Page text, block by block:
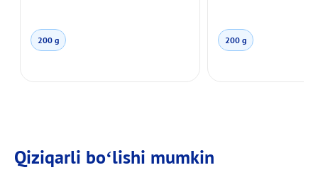
200 g 200 g
Qiziqarli bo‘lishi mumkin